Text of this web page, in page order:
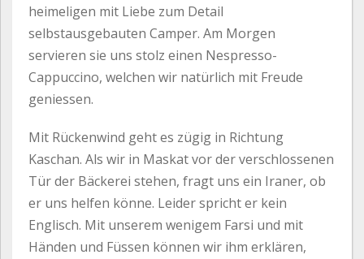
heimeligen mit Liebe zum Detail
selbstausgebauten Camper. Am Morgen
servieren sie uns stolz einen Nespresso-
Cappuccino, welchen wir natürlich mit Freude
geniessen.
Mit Rückenwind geht es zügig in Richtung
Kaschan. Als wir in Maskat vor der verschlossenen
Tür der Bäckerei stehen, fragt uns ein Iraner, ob
er uns helfen könne. Leider spricht er kein
Englisch. Mit unserem wenigem Farsi und mit
Händen und Füssen können wir ihm erklären,